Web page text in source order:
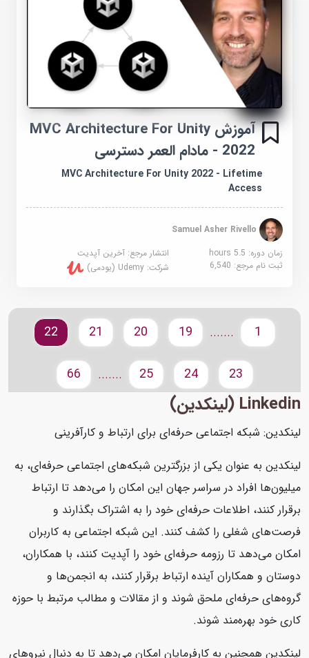
آموزش MVC Architecture For Unity
2022 - مادام العمر دسترسی
MVC Architecture For Unity 2022 - Lifetime
Access
Samuel Asher Rivello
زمان دوره: 5.5 hours
انتشار مرجع:آخرین آپدیت
ثبت نام مرجع:6,540 شرکت:Udemy (یودمی)
.......
19
20
21
22
23
24
25
.......
66
Linkedin (لینکدین)
لینکدین: شبکه اجتماعی حرفه‌ای برای ارتباط و کارآفرینی
لینکدین به عنوان یکی از بزرگترین شبکه‌های اجتماعی حرفه‌ای، به
میلیون‌ها افراد در سراسر جهان این امکان را می‌دهد تا ارتباط
برقرار کنند، اطلاعات حرفه‌ای خود را به اشتراک بگذارند و
فرصت‌های شغلی را کشف کنند. این شبکه اجتماعی به کاربران
امکان می‌دهد تا رزومه حرفه‌ای خود را آپدیت کنند، با همکاران،
دوستان و همکاران آینده ارتباط برقرار کنند، به انجمن‌ها و
گروه‌های حرفه‌ای ملحق شوند و از مقالات و مطالب مرتبط با حوزه
کاری خود بهره‌مند شوند.
لینکدین همچنین به کارفرمایان امکان می‌دهد تا به دنبال نیروهای